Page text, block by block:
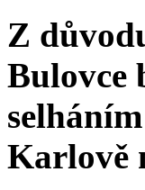
Z
Bulovce
Karlově